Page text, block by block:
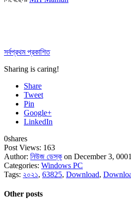
সর্বপ্রথম প্রকাশিত
Sharing is caring!
Share
Tweet
Pin
Google+
LinkedIn
0shares
Post Views: 163
Author: নিউজ ডেস্ক on December 3, 0001
Categories: Windows PC
Tags: ২০২১, 63825, Download,
Other posts